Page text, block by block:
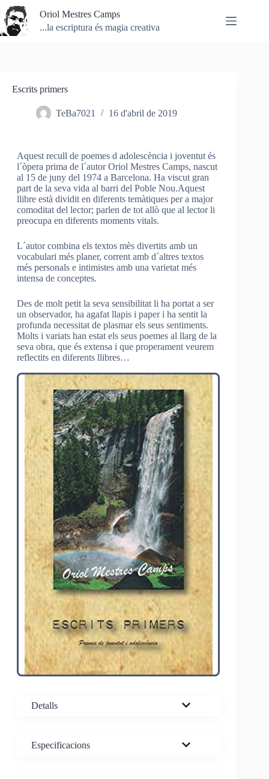
Omet
al
contingut
Oriol Mestres Camps
...la escriptura és magia creativa
Escrits primers
TeBa7021 16 d'abril de 2019
Aquest recull de poemes d adolescència i joventut és
l´òpera prima de l´autor Oriol Mestres Camps, nascut
al 15 de juny del 1974 a Barcelona. Ha viscut gran
part de la seva vida al barri del Poble Nou.Aquest
llibre està dividit en diferents temàtiques per a major
comoditat del lector; parlen de tot allò que al lector li
preocupa en diferents moments vitals.
L´autor combina els textos mès divertits amb un
vocabulari més planer, corrent amb d´altres textos
més personals e intimistes amb una varietat més
intensa de conceptes.
Des de molt petit la seva sensibilitat li ha portat a ser
un observador, ha agafat llapis i paper i ha sentit la
profunda necessitat de plasmar els seus sentiments.
Molts i variats han estat els seus poemes al llarg de la
seva obra, que és extensa i que properament veurem
reflectits en diferents llibres…
Detalls
Especificacions